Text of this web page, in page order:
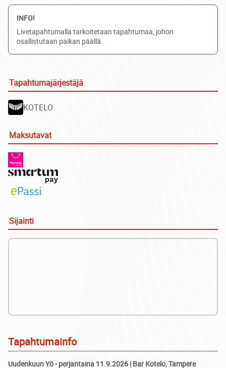
Tapahtumainfo
Uudenkuun Yö - perjantaina 11.9.2026 | Bar Kotelo, Tampere
INFO!
Livetapahtumalla tarkoitetaan tapahtumaa, johon
osallistutaan paikan päällä.
Tapahtumajärjestäjä
KOTELO
Maksutavat
Sijainti